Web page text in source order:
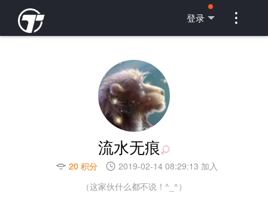
登录 
流水无痕
20 积分
2019-02-14 08:29:13 加入
（这家伙什么都不说！^_^）